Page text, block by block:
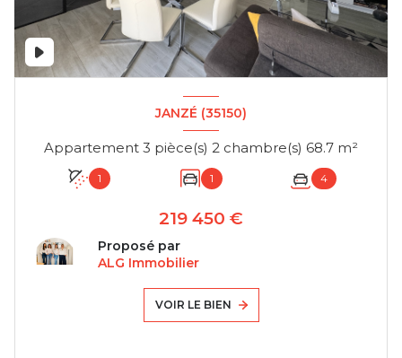
JANZÉ (35150)
Appartement 3 pièce(s) 2 chambre(s) 68.7 m²
1 1 4
219 450 €
Proposé par
ALG Immobilier
VOIR LE BIEN